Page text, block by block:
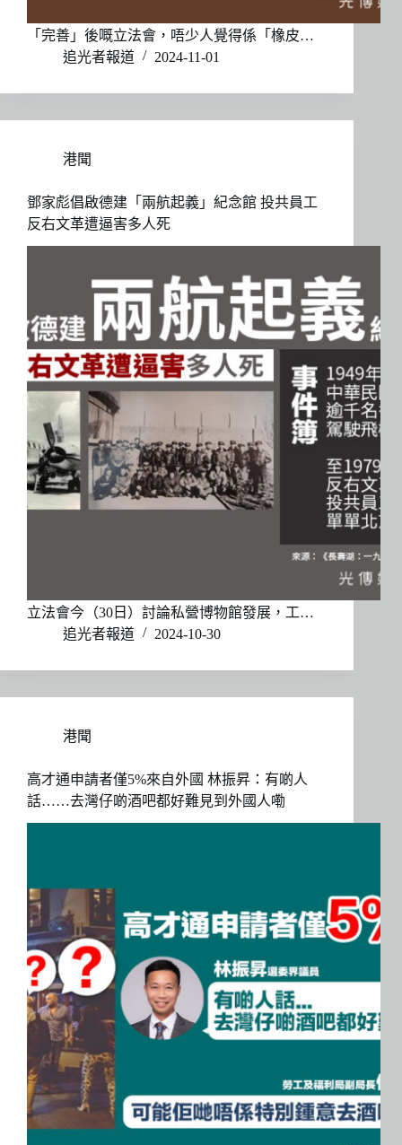
「完善」後嘅立法會，唔少人覺得係「橡皮…
追光者報道
2024-11-01
港聞
鄧家彪倡啟德建「兩航起義」紀念館 投共員工
反右文革遭逼害多人死
立法會今（30日）討論私營博物館發展，工…
追光者報道
2024-10-30
港聞
高才通申請者僅5%來自外國 林振昇：有啲人
話……去灣仔啲酒吧都好難見到外國人嘞